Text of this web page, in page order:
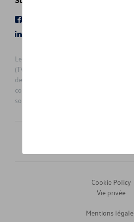
Les prix affichés sur le présent site sont
(TVAc), hors éventuels frais de
de vente actuel et les éventuels frais de
contacter votre concessionnaire/agent.
sont sujets à des changements sans
Mentions
Cookie Policy
Vie privée